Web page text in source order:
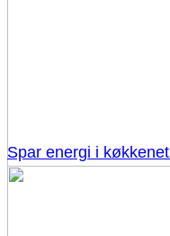
Spar energi i